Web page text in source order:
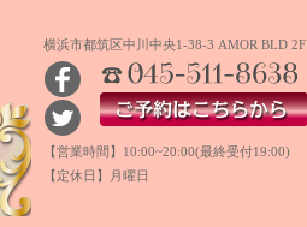
横浜市都筑区中川中央1-38-3 AMOR BLD 2F
【営業時間】10:00~20:00(最終受付19:00)
【定休日】月曜日